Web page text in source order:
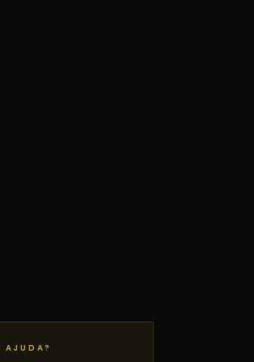
AJUDA?